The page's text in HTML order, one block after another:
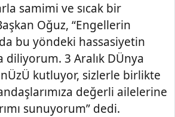
samimi ve sıcak bir
Oğuz, “Engellerin
bu yöndeki hassasiyetin
diliyorum. 3 Aralık DÜnya
kutluyor, sizlerle birlikte
değerli ailelerine
sunuyorum” dedi.